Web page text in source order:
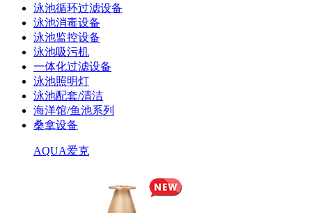
泳池循环过滤设备
泳池消毒设备
泳池监控设备
泳池吸污机
一体化过滤设备
泳池照明灯
泳池配套/清洁
海洋馆/鱼池系列
桑拿设备
AQUA爱克